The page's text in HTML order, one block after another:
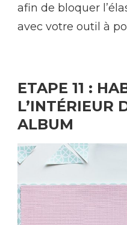
afin de bloquer
avec votre outil à
ETAPE 11 :
L’INTÉRIEUR
ALBUM